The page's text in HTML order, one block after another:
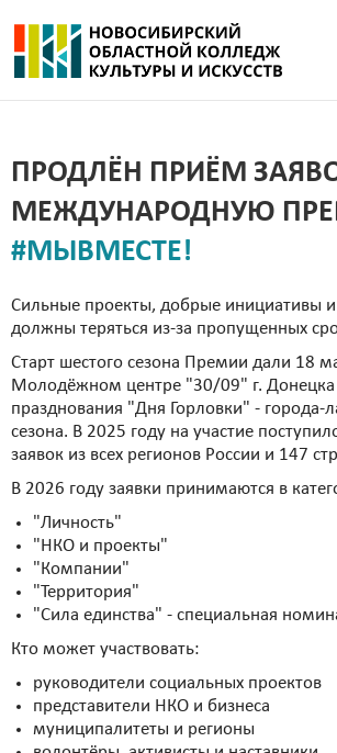
ПРОДЛЁН ПРИЁМ
МЕЖДУНАРОДНУЮ
#МЫВМЕСТЕ!
Сильные проекты, добрые инициативы
должны теряться из-за пропущенных
Старт шестого сезона Премии дали 18
Молодёжном центре "30/09" г. Донецка
празднования "Дня Горловки" - города-
сезона. В 2025 году на участие
заявок из всех регионов России и 147
В 2026 году заявки принимаются в
"Личность"
"НКО и проекты"
"Компании"
"Территория"
"Сила единства" - специальная
Кто может участвовать:
руководители социальных проектов
представители НКО и бизнеса
муниципалитеты и регионы